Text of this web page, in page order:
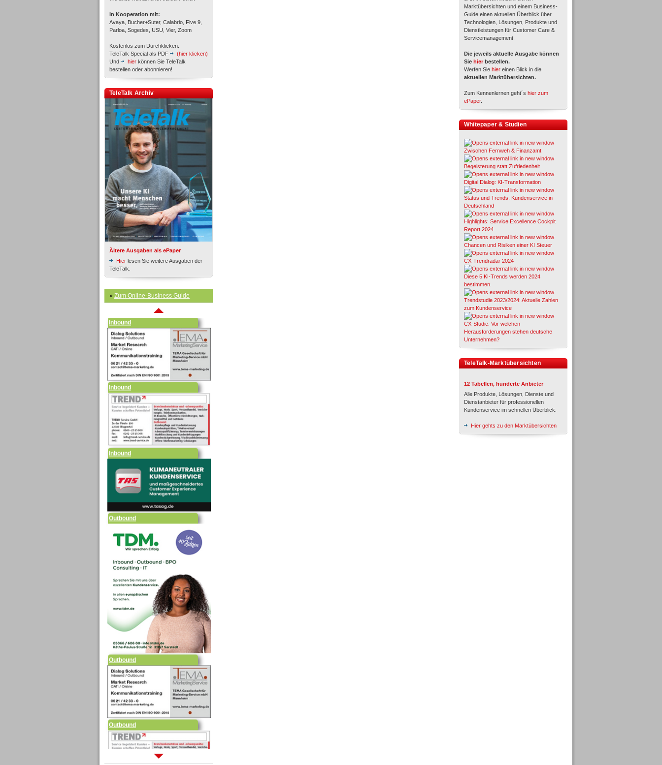
In Kooperation mit:
Avaya, Bucher+Suter, Calabrio, Five 9,
Parloa, Sogedes, USU, Vier, Zoom
Kostenlos zum Durchklicken:
TeleTalk Special als PDF
(hier klicken)
Und
hier können Sie TeleTalk
bestellen oder abonnieren!
TeleTalk Archiv
Ältere Ausgaben als ePaper
Hier lesen Sie weitere Ausgaben der
TeleTalk.
» Zum Online-Business Guide
Inbound
Inbound
Inbound
Inbound
Inbound
Outbound
Outbound
Marktübersichten und einem Business-
Guide einen aktuellen Überblick über
Technologien, Lösungen, Produkte und
Dienstleistungen für Customer Care &
Servicemanagement.
Die jeweils aktuelle Ausgabe können
Sie hier bestellen.
Werfen Sie hier einen Blick in die
aktuellen Marktübersichten.
Zum Kennenlernen geht´s hier zum
ePaper.
Whitepaper & Studien
Zwischen Fernweh & Finanzamt
Begeisterung statt Zufriedenheit
Digital Dialog: KI-Transformation
Status und Trends: Kundenservice in
Deutschland
Highlights: Service Excellence Cockpit
Report 2024
Chancen und Risiken einer KI Steuer
CX-Trendradar 2024
Diese 5 KI-Trends werden 2024
bestimmen.
Trendstudie 2023/2024: Aktuelle Zahlen
zum Kundenservice
CX-Studie: Vor welchen
Herausforderungen stehen deutsche
Unternehmen?
TeleTalk-Marktübersichten
12 Tabellen, hunderte Anbieter
Alle Produkte, Lösungen, Dienste und
Dienstanbieter für professionellen
Kundenservice im schnellen Überblick.
Hier gehts zu den Marktübersichten